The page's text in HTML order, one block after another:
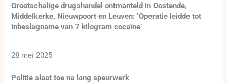
Grootschalige drugshandel ontmanteld in Oostende,
Middelkerke, Nieuwpoort en Leuven: ‘Operatie leidde tot
inbeslagname van 7 kilogram cocaïne’
28 mei 2025
Politie slaat toe na lang speurwerk